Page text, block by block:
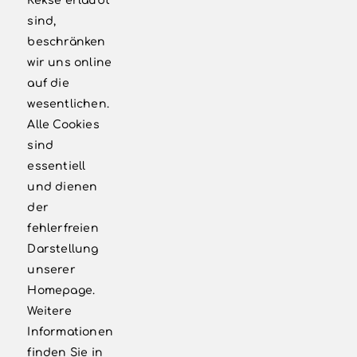
sind,
beschränken
wir uns online
auf die
wesentlichen.
Alle Cookies
sind
essentiell
und dienen
der
fehlerfreien
Darstellung
unserer
Homepage.
Weitere
Informationen
finden Sie in